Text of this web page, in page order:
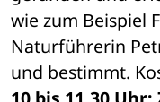
wie zum Beispiel
Naturführerin
und bestimmt.